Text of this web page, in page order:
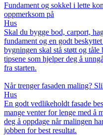
Fundament og sokkel i lette
oppmerksom på
Hus
Skal du bygge bod, carport,
fundament og en godt
bygningen skal stå støtt og
tipsene som hjelper deg å
fra starten.
Når trenger fasaden maling?
Hus
En godt vedlikeholdt fasade
mange venter for lenge med å
deg å oppdage når malingen
jobben for best resultat.